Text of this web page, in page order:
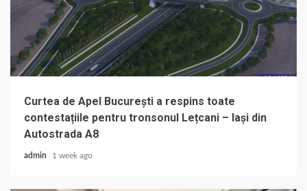
Curtea de Apel București a respins toate
contestațiile pentru tronsonul Lețcani – Iași din
Autostrada A8
admin 1 week ago